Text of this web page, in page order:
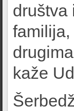
društva
kaže